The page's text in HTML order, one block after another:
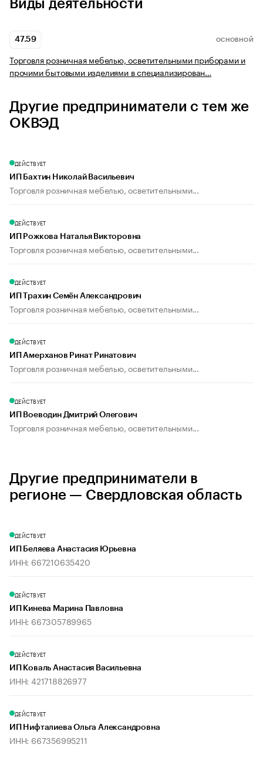
Виды деятельности
47.59 ОСНОВНОЙ
Торговля розничная мебелью, осветительными приборами и
прочими бытовыми изделиями в специализирован…
Другие предприниматели с тем же
ОКВЭД
ДЕЙСТВУЕТ
ИП Бахтин Николай Васильевич
Торговля розничная мебелью, осветительными...
ДЕЙСТВУЕТ
ИП Рожкова Наталья Викторовна
Торговля розничная мебелью, осветительными...
ДЕЙСТВУЕТ
ИП Трахин Семён Александрович
Торговля розничная мебелью, осветительными...
ДЕЙСТВУЕТ
ИП Амерханов Ринат Ринатович
Торговля розничная мебелью, осветительными...
ДЕЙСТВУЕТ
ИП Воеводин Дмитрий Олегович
Торговля розничная мебелью, осветительными...
Другие предприниматели в
регионе — Свердловская область
ДЕЙСТВУЕТ
ИП Беляева Анастасия Юрьевна
ИНН: 667210635420
ДЕЙСТВУЕТ
ИП Кинева Марина Павловна
ИНН: 667305789965
ДЕЙСТВУЕТ
ИП Коваль Анастасия Васильевна
ИНН: 421718826977
ДЕЙСТВУЕТ
ИП Нифталиева Ольга Александровна
ИНН: 667356995211